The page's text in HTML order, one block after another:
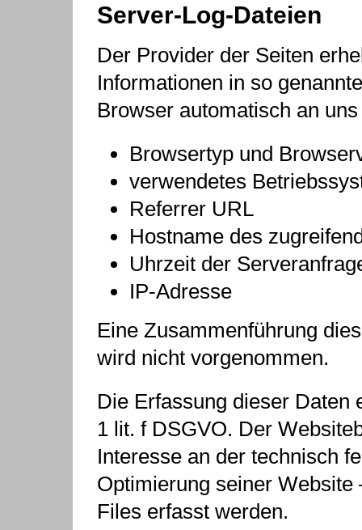
Server-Log-Dateien
Der Provider der Seiten
Informationen in so
Browser automatisch an
Browsertyp und
verwendetes
Referrer URL
Hostname des
Uhrzeit der
IP-Adresse
Eine Zusammenführung
wird nicht vorgenommen.
Die Erfassung dieser Daten
1 lit. f DSGVO. Der
Interesse an der technisch
Optimierung seiner
Files erfasst werden.